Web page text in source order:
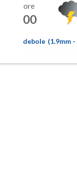
ore
00
debole (1.9mm -